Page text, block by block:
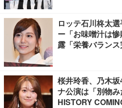
ロッテ石川柊太
ー「お味噌汁は
露「栄養バラン
桜井玲香、乃木
ナ公演は「別物
HISTORY